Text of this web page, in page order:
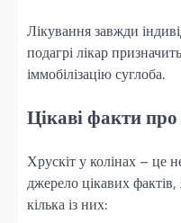
Лікування завжди
подагрі лікар
іммобілізацію суглоба.
Цікаві факти про
Хрускіт у колінах – це
джерело цікавих
кілька із них: